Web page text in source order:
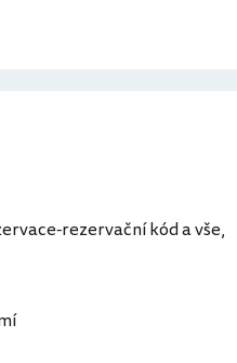
rezervační kód a vše,